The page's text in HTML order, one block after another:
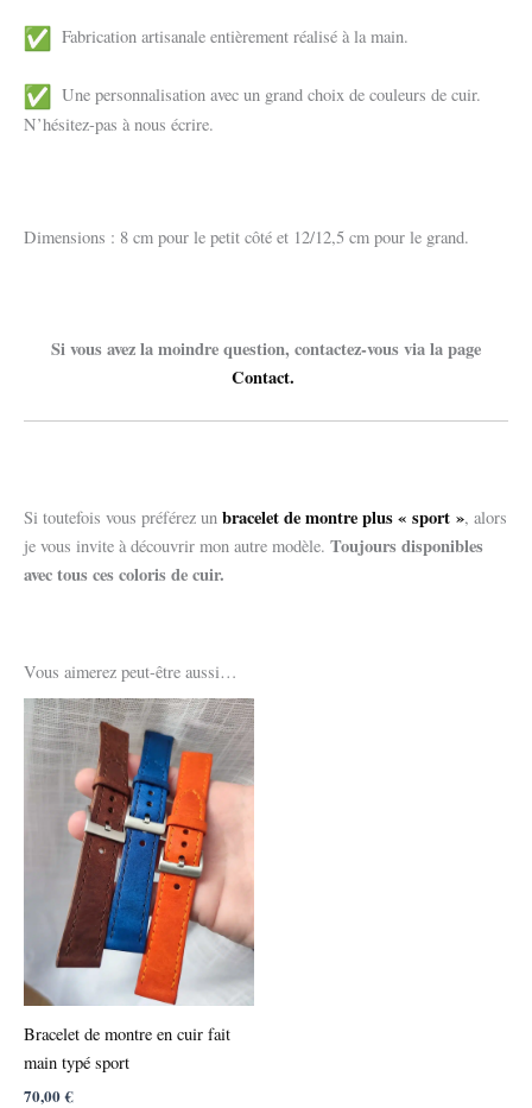
Fabrication artisanale entièrement réalisé à la main.
Une personnalisation avec un grand choix de couleurs de cuir.
N’hésitez-pas à nous écrire.
Dimensions : 8 cm pour le petit côté et 12/12,5 cm pour le grand.
Si vous avez la moindre question, contactez-vous via la page
Contact.
Si toutefois vous préférez un bracelet de montre plus « sport », alors
je vous invite à découvrir mon autre modèle. Toujours disponibles
avec tous ces coloris de cuir.
Vous aimerez peut-être aussi…
Bracelet de montre en cuir fait
main typé sport
70,00€
Ce
produit
plusieurs
variations.
Les
options
peuvent
être
sur
la